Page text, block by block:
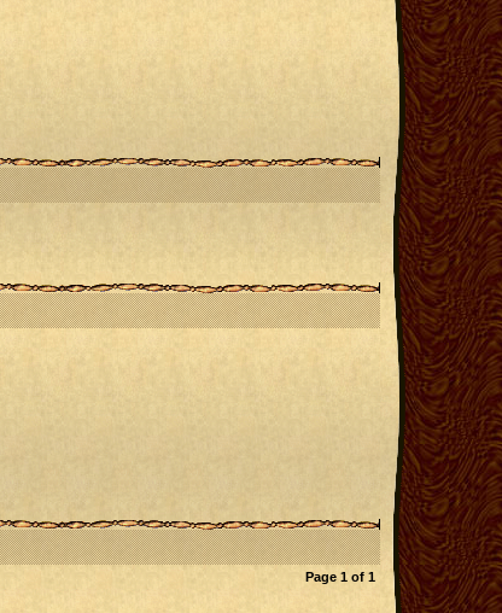
Page 1 of 1